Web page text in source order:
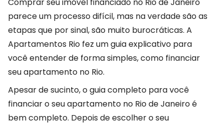
parece um processo difícil, mas na verdade são as
etapas que por sinal, são muito burocráticas. A
Apartamentos Rio fez um guia explicativo para
você entender de forma simples, como financiar
seu apartamento no Rio.
Apesar de sucinto, o guia completo para você
financiar o seu apartamento no Rio de Janeiro é
bem completo. Depois de escolher o seu